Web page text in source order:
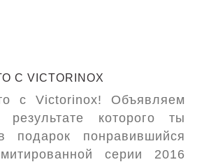
С VICTORINOX
с Victorinox! Объявляем
результате которого ты
подарок понравившийся
серии 2016